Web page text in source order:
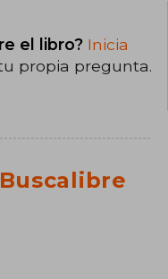
el libro? Inicia
propia pregunta.